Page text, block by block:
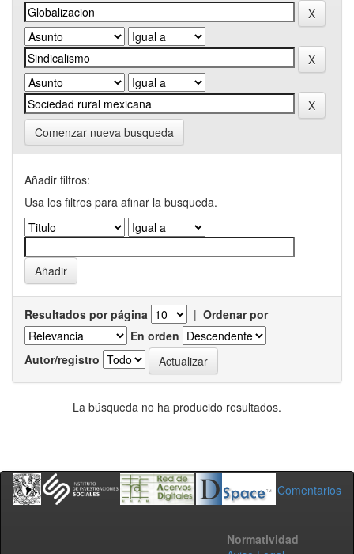
Comenzar nueva busqueda
Añadir filtros:
Usa los filtros para afinar la busqueda.
Resultados por página | Ordenar por
En orden
Autor/registro
La búsqueda no ha producido resultados.
Comentarios
Normatividad